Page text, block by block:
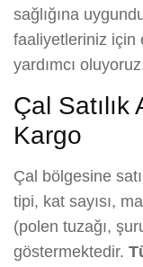
sağlığına
faaliyetleriniz için
yardımcı
Çal Satılık
Kargo
Çal bölgesine
tipi, kat sayısı,
(polen tuzağı,
göstermektedir.